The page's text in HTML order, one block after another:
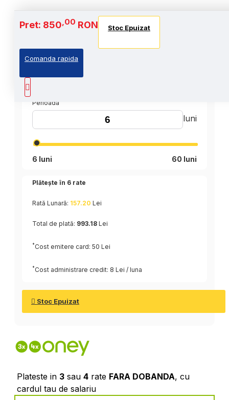
Pret: 850,00 RON Stoc Epuizat
Comanda rapida
Perioada
luni
6 luni 60 luni
Plătește în 6 rate
Rată Lunară: 157.20 Lei
Total de plată: 993.18 Lei
* Cost emitere card: 50 Lei
* Cost administrare credit: 8 Lei / luna
Stoc Epuizat
Plateste in 3 sau 4 rate FARA DOBANDA, cu
cardul tau de salariu